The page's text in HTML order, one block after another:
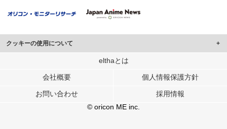
クッキーの使用について
このサイトでは Cookie を使用して、ユーザーに合わせたコンテンツや広告の
行っています。
メディアや広告配信、データ解析の各パートナーに提供しています。
ユーザーが各パートナーのサービスを使用したときに収集した他の情報を組み
elthaとは
会社概要 個人情報保護方針
お問い合わせ
採用情報
© oricon ME inc.